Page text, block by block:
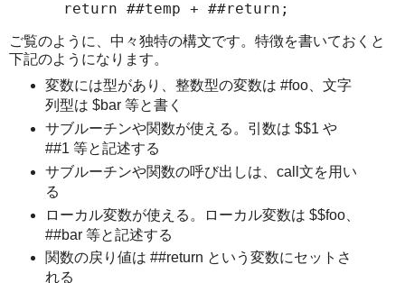
ご覧のように、中々独特の構文です。特徴を書いておくと
下記のようになります。
変数には型があり、整数型の変数は #foo、文字
列型は $bar 等と書く
サブルーチンや関数が使える。引数は $$1 や
##1 等と記述する
サブルーチンや関数の呼び出しは、call文を用い
る
ローカル変数が使える。ローカル変数は $$foo、
##bar 等と記述する
関数の戻り値は ##return という変数にセットさ
れる